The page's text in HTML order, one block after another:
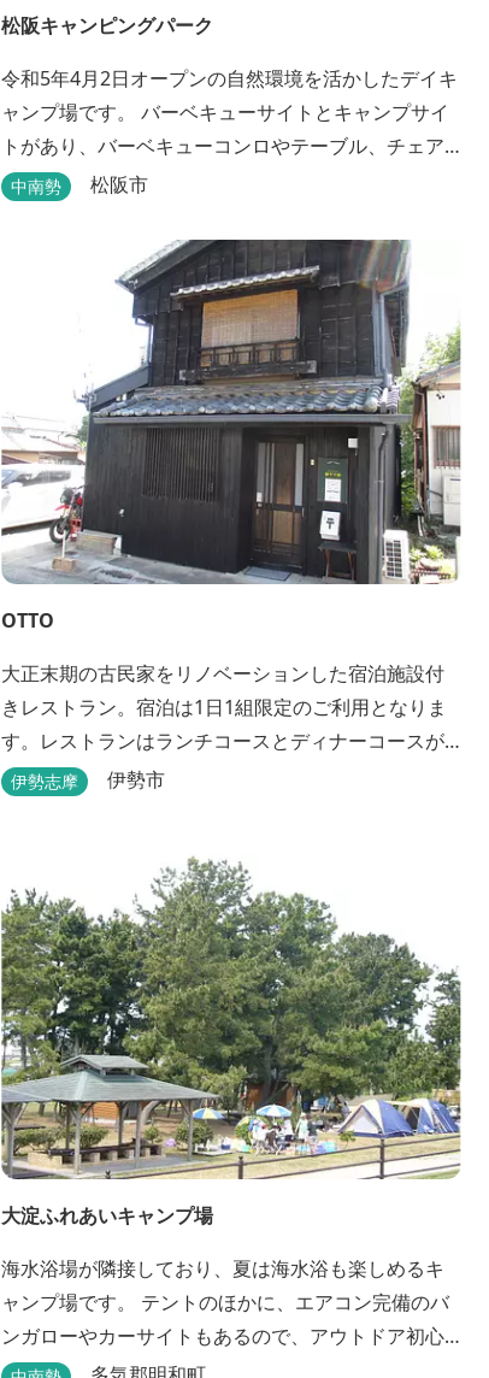
松阪キャンピングパーク
令和5年4月2日オープンの自然環境を活かしたデイキ
ャンプ場です。 バーベキューサイトとキャンプサイ
トがあり、バーベキューコンロやテーブル、チェア
などのレンタルもあります。 また、バーベキューサ
ん、ぜひご利用ください！
中南勢 松阪市
OTTO
大正末期の古民家をリノベーションした宿泊施設付
きレストラン。宿泊は1日1組限定のご利用となりま
す。レストランはランチコースとディナーコースが
あります。
伊勢志摩 伊勢市
大淀ふれあいキャンプ場
海水浴場が隣接しており、夏は海水浴も楽しめるキ
ャンプ場です。 テントのほかに、エアコン完備のバ
ンガローやカーサイトもあるので、アウトドア初心
者でも気軽にキャンプを楽しめます！ 管理棟、水